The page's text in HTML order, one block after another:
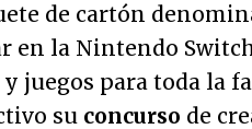
de cartón
en la Nintendo
juegos para toda la
su concurso de